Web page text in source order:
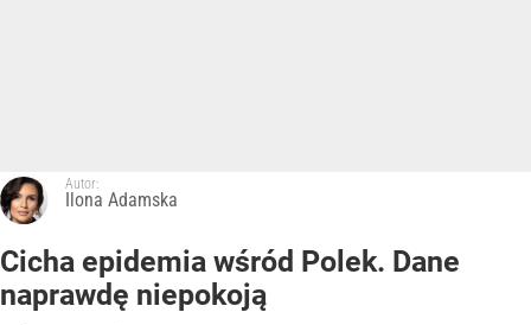
Autor:
Ilona Adamska
Cicha epidemia wśród Polek. Dane
naprawdę niepokoją